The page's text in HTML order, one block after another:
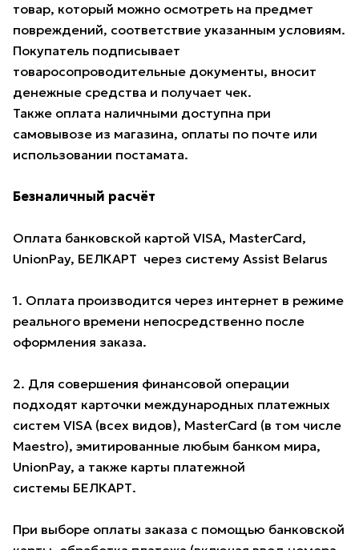
товар, который можно осмотреть на предмет
повреждений, соответствие указанным условиям.
Покупатель подписывает
товаросопроводительные документы, вносит
денежные средства и получает чек.
Также оплата наличными доступна при
самовывозе из магазина, оплаты по почте или
использовании постамата.
Безналичный расчёт
Оплата банковской картой VISA, MasterCard,
UnionPay, БЕЛКАРТ через систему Assist Belarus
1. Оплата производится через интернет в режиме
реального времени непосредственно после
оформления заказа.
2. Для совершения финансовой операции
подходят карточки международных платежных
систем VISA (всех видов), MasterCard (в том числе
Maestro), эмитированные любым банком мира,
UnionPay, а также карты платежной
системы БЕЛКАРТ.
При выборе оплаты заказа с помощью банковской